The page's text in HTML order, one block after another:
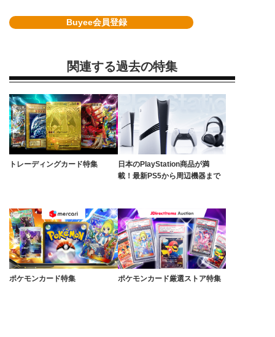
Buyee会員登録
関連する過去の特集
トレーディングカード特集
日本のPlayStation商品が満
載！最新PS5から周辺機器まで
ポケモンカード特集 ポケモンカード厳選ストア特集